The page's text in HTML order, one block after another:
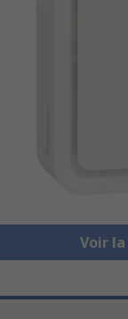
Voir